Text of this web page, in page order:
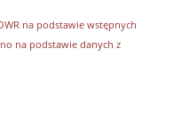
na podstawie wstępnych
na podstawie danych z